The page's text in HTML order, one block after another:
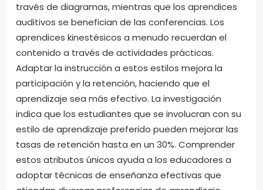
través de diagramas, mientras que los aprendices
auditivos se benefician de las conferencias. Los
aprendices kinestésicos a menudo recuerdan el
contenido a través de actividades prácticas.
Adaptar la instrucción a estos estilos mejora la
participación y la retención, haciendo que el
aprendizaje sea más efectivo. La investigación
indica que los estudiantes que se involucran con su
estilo de aprendizaje preferido pueden mejorar las
tasas de retención hasta en un 30%. Comprender
estos atributos únicos ayuda a los educadores a
adoptar técnicas de enseñanza efectivas que